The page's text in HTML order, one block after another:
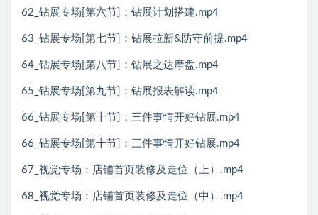
62_钻展专场[第六节]：钻展计划搭建.mp4
63_钻展专场[第七节]：钻展拉新&防守前提.mp4
64_钻展专场[第八节]：钻展之达摩盘.mp4
65_钻展专场[第九节]：钻展报表解读.mp4
66_钻展专场[第十节]：三件事情开好钻展.mp4
66_钻展专场[第十节]：三件事情开好钻展.mp4
67_视觉专场：店铺首页装修及走位（上）.mp4
68_视觉专场：店铺首页装修及走位（中）.mp4